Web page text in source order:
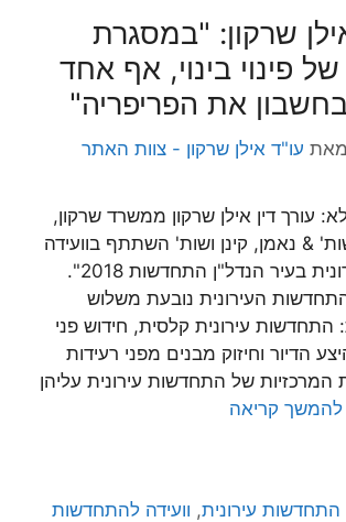
שרקון: "במסגרת
פינוי בינוי, אף אחד
את הפריפריה"
מאת עו"ד אילן שרקון - צוות האתר
עורך דין אילן שרקון ממשרד שרקון,
& נאמן, קינן ושות' השתתף בוועידה
להתחדשות עירונית בעיר הנדל"ן התחדשות 2018".
העירונית נובעת משלוש
התחדשות עירונית קלסית, חידוש פני
הדיור וחיזוק מבנים מפני רעידות
של התחדשות עירונית עליהן
להמשך קריאה
התחדשות עירונית, וועידה להתחדשות